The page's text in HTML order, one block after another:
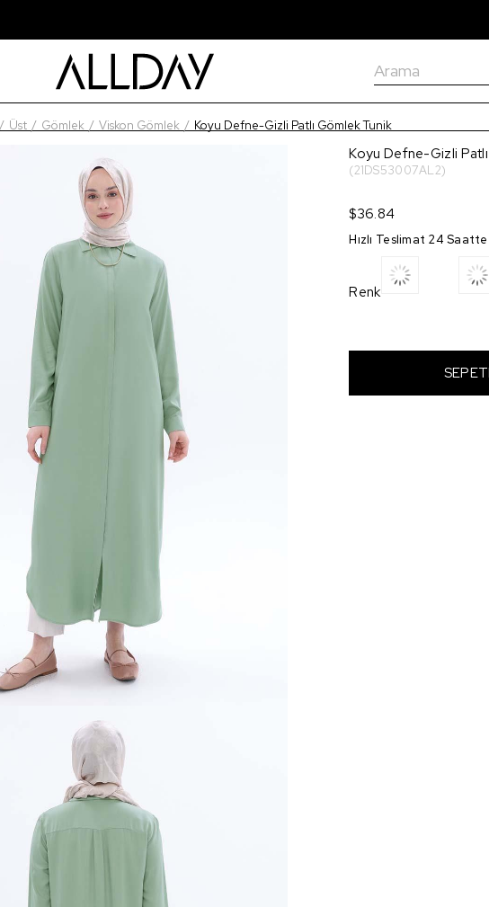
Üst Gömlek Viskon Gömlek Koyu Defne-Gizli Patlı Gömlek Tunik
Koyu Defne-Gizli
(21DS53007AL2)
$36.84
Hızlı Teslimat 24
Renk